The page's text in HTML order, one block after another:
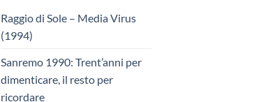
Raggio di Sole – Media Virus
(1994)
Sanremo 1990: Trent’anni per
dimenticare, il resto per
ricordare